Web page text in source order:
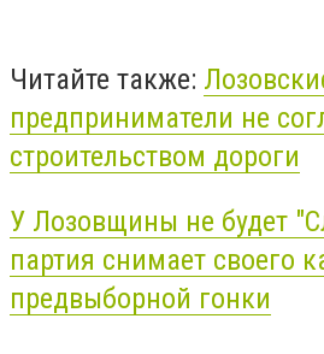
Читайте также:
предприниматели не
строительством дороги
У Лозовщины не будет
партия снимает своего
предвыборной гонки